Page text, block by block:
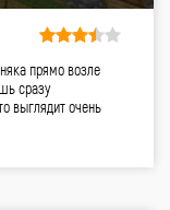
прямо возле
сразу
выглядит очень